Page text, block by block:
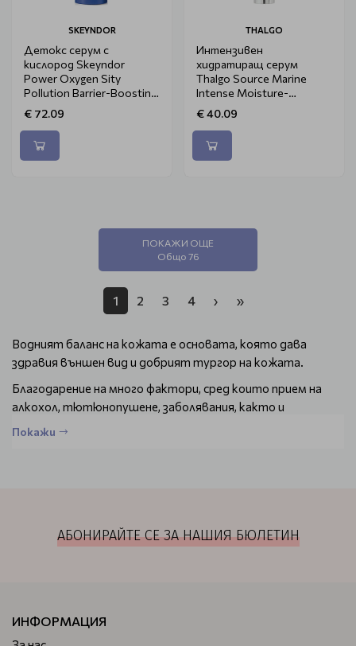
SKEYNDOR
Детокс серум с
кислород Skeyndor
Power Oxygen Sity
Pollution Barrier-Boosting
Serum 30ml
€ 72.09
THALGO
Интензивен
хидратиращ серум
Thalgo Source Marine
Intense Moisture-
Quenching Serum 30ml
€ 40.09
ПОКАЖИ ОЩЕ
Общо 76
1 2 3 4 › »
Водният баланс на кожата е основата, която дава
здравия външен вид и добрият тургор на кожата.
Благодарение на много фактори, сред които прием на
алкохол, тютюнопушене, заболявания, както и
атмосферните влияния, кожата може да се изсуши и да
изпълва с живот и наред с това дълготрайното
действие ще ви помогне с редовна употреба да решите
Без значение дали кожата ви мазна или суха,
Покажи
АБОНИРАЙТЕ СЕ ЗА НАШИЯ БЮЛЕТИН
ИНФОРМАЦИЯ